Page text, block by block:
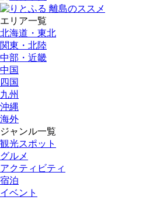
エリア一覧
北海道・東北
関東・北陸
中部・近畿
中国
四国
九州
沖縄
海外
ジャンル一覧
観光スポット
グルメ
アクティビティ
宿泊
イベント